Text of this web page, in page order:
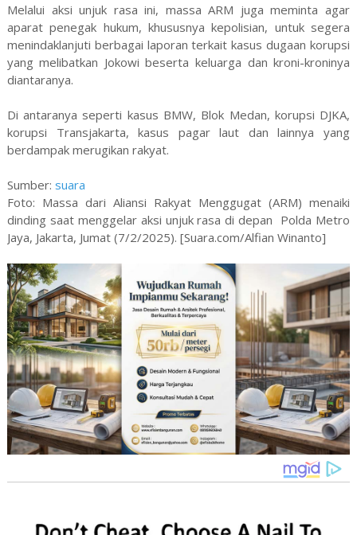
Melalui aksi unjuk rasa ini, massa ARM juga meminta agar
aparat penegak hukum, khususnya kepolisian, untuk segera
menindaklanjuti berbagai laporan terkait kasus dugaan korupsi
yang melibatkan Jokowi beserta keluarga dan kroni-kroninya
diantaranya.
Di antaranya seperti kasus BMW, Blok Medan, korupsi DJKA,
korupsi Transjakarta, kasus pagar laut dan lainnya yang
berdampak merugikan rakyat.
Sumber: suara
Foto: Massa dari Aliansi Rakyat Menggugat (ARM) menaiki
dinding saat menggelar aksi unjuk rasa di depan Polda Metro
Jaya, Jakarta, Jumat (7/2/2025). [Suara.com/Alfian Winanto]